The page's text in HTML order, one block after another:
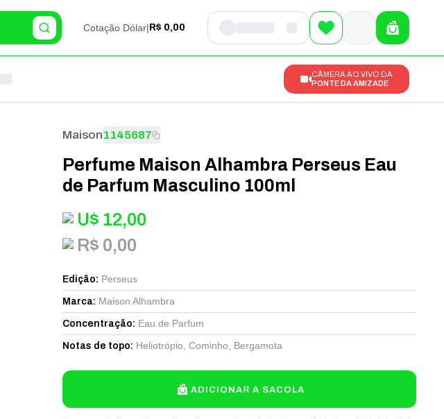
Cotação Dólar| R$ 0,00
CÂMERA AO VIVO DA
PONTE DA AMIZADE
Maison1145687
Perfume Maison Alhambra Perseus Eau
de Parfum Masculino 100ml
U$ 12,00
R$ 0,00
Edição: Perseus
Marca: Maison Alhambra
Concentração: Eau de Parfum
Notas de topo: Heliotrópio, Cominho, Bergamota
ADICIONAR A SACOLA